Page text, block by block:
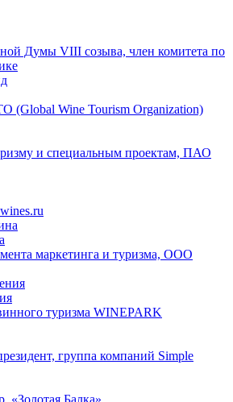
Думы VIII созыва, член комитета по
(Global Wine Tourism Organization)
и специальным проектам, ПАО
маркетинга и туризма, ООО
туризма WINEPARK
группа компаний Simple
«Золотая Балка»